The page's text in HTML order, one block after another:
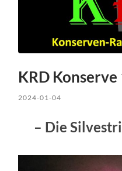
KRD Konserve
2024-01-04
– Die